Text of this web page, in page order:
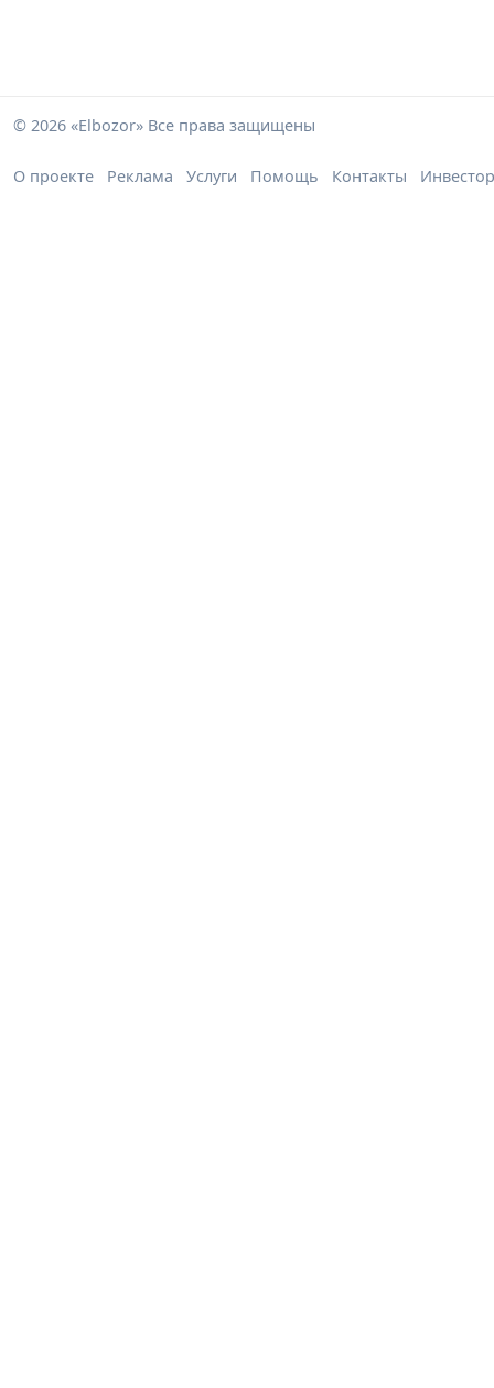
© 2026 «Elbozor» Все права защищены
О проекте Реклама Услуги Помощь Контакты